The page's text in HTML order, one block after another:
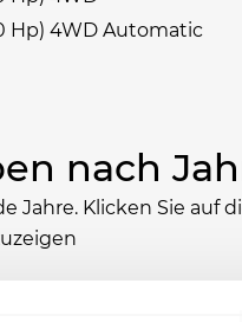
Hp) 4WD Automatic
nach
Jahre. Klicken Sie auf